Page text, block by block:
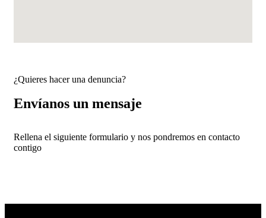
¿Quieres hacer una denuncia?
Envíanos un mensaje
Rellena el siguiente formulario y nos pondremos en contacto
contigo